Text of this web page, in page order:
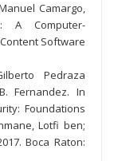
Camargo,
A Computer-
Software
Pedraza
Fernandez. In
Foundations
Lotfi ben;
Boca Raton: